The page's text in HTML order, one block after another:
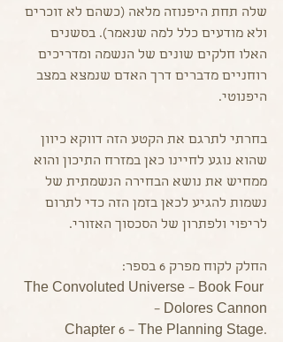
שלה תחת היפנוזה מלאה (כשהם לא זוכרים
ולא מודעים כלל למה שנאמר). בסשנים
האלו חלקים שונים של הנשמה ומדריכים
רוחניים מדברים דרך האדם שנמצא במצב
היפנוטי.
בחרתי לתרגם את הקטע הזה דווקא כיוון
שהוא נוגע לחיינו כאן במזרח התיכון והוא
ממחיש את נושא הבחירה הנשמתית של
נשמות להגיע לכאן בזמן הזה כדי לתרום
לריפוי ולפתרון של הסכסוך האזורי.
החלק לקוח מפרק 6 בספר:
The Convoluted Universe – Book Four
– Dolores Cannon
Chapter 6 – The Planning Stage.